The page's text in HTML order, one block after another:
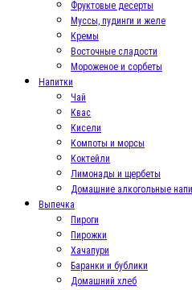
Фруктовые десерты
Муссы, пудинги и желе
Кремы
Восточные сладости
Мороженое и сорбеты
Напитки
Чай
Квас
Кисели
Компоты и морсы
Коктейли
Лимонады и щербеты
Домашние алкогольные
Выпечка
Пироги
Пирожки
Хачапури
Баранки и бублики
Домашний хлеб